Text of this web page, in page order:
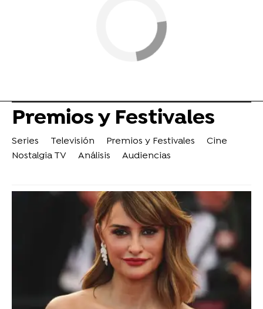
Premios y Festivales
Series Televisión Premios y Festivales
Cine
Nostalgia TV
Análisis Audiencias